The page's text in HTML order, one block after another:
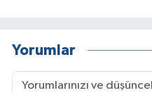
Yorumlar